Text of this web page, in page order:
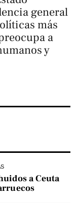
general
más
a
y
a Ceuta